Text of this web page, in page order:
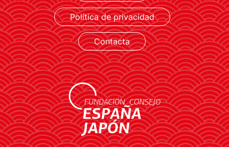
Política de privacidad
Contacta